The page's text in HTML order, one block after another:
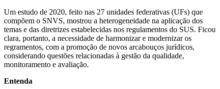
Um estudo de 2020, feito nas 27 unidades federativas (UFs) que
compõem o SNVS, mostrou a heterogeneidade na aplicação dos
temas e das diretrizes estabelecidas nos regulamentos do SUS. Ficou
clara, portanto, a necessidade de harmonizar e modernizar os
regramentos, com a promoção de novos arcabouços jurídicos,
considerando questões relacionadas à gestão da qualidade,
monitoramento e avaliação.
Entenda